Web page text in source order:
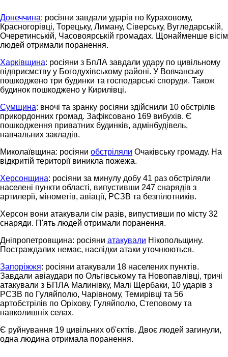
Донеччина: росіяни завдали ударів по Кураховому,
Красногорівці, Торецьку, Лиману, Сіверську, Вугледарській,
Очеретинській, Часовоярській громадах. Щонайменше вісім
людей отримали поранення.
Харківщина: росіяни з БпЛА завдали удару по цивільному
підприємству у Богодухівському районі. У Вовчанську
пошкоджено три будинки та господарські споруди. Також
будинок пошкоджено у Кирилівці.
Сумщина: вночі та зранку росіяни здійснили 10 обстрілів
прикордонних громад. Зафіксовано 169 вибухів. Є
пошкодження приватних будинків, адмінбудівель,
навчальних закладів.
Миколаївщина: росіяни обстріляли Очаківську громаду. На
відкритій території виникла пожежа.
Херсонщина: росіяни за минулу добу 41 раз обстріляли
населені пункти області, випустивши 247 снарядів з
артилерії, мінометів, авіації, РСЗВ та безпілотників.
Херсон вони атакували сім разів, випустивши по місту 32
снаряди. П'ять людей отримали поранення.
Дніпропетровщина: росіяни атакували Нікопольщину.
Постраждалих немає, наслідки атаки уточнюються.
Запоріжжя: росіяни атакували 18 населених пунктів.
Завдали авіаудари по Ольгівському та Новопавлівці, тричі
атакували з БПЛА Малинівку, Малі Щербаки, 10 ударів з
РСЗВ по Гуляйполю, Чарівному, Темирівці та 56
артобстрілів по Оріхову, Гуляйполю, Степовому та
навколишніх селах.
Є руйнування 19 цивільних об'єктів. Двоє людей загинули,
одна людина отримала поранення.